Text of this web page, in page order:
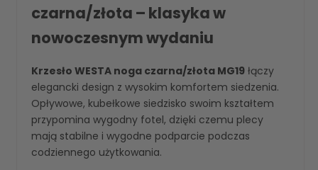
czarna/złota – klasyka w
nowoczesnym wydaniu
Krzesło WESTA noga czarna/złota MG19 łączy
elegancki design z wysokim komfortem siedzenia.
Opływowe, kubełkowe siedzisko swoim kształtem
przypomina wygodny fotel, dzięki czemu plecy
mają stabilne i wygodne podparcie podczas
codziennego użytkowania.